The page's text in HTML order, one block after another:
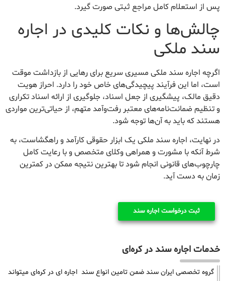
پس از استعلام کامل مراجع ثبتی صورت گیرد.
چالش‌ها و نکات کلیدی در اجاره
سند ملکی
اگرچه اجاره سند ملکی مسیری سریع برای رهایی از بازداشت موقت
است، اما این فرآیند پیچیدگی‌های خاص خود را دارد. احراز هویت
دقیق مالک، پیشگیری از جعل اسناد، جلوگیری از ارائه اسناد تکراری
و تنظیم ضمانت‌نامه‌های معتبر رفت‌وآمد متهم، از حیاتی‌ترین مواردی
هستند که باید به آن‌ها توجه شود.
در نهایت، اجاره سند ملکی یک ابزار حقوقی کارآمد و راهگشاست، به
شرط آنکه با مشورت و همراهی وکلای متخصص و با رعایت کامل
چارچوب‌های قانونی انجام شود تا بهترین نتیجه ممکن در کمترین
زمان به دست آید.
ثبت درخواست اجاره سند
خدمات اجاره سند در کره‌ای
گروه تخصصی ایران سند ضمن تامین انواع سند اجاره ای در کره‌ای میتواند